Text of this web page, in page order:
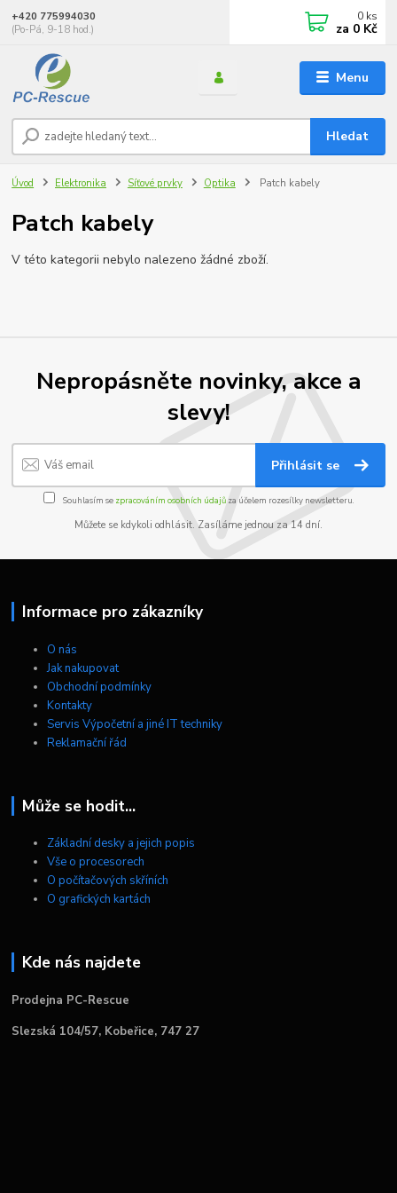
Menu
Hledat
+420 775994030
(Po-Pá, 9-18 hod.)
0 ks
za 0 Kč
Úvod Elektronika Síťové prvky Optika Patch kabely
Patch kabely
V této kategorii nebylo nalezeno žádné zboží.
Nepropásněte novinky, akce a
slevy!
Přihlásit se
Souhlasím se zpracováním osobních údajůza účelem rozesílky newsletteru.
Můžete se kdykoli odhlásit. Zasíláme jednou za 14 dní.
Informace pro zákazníky
O nás
Jak nakupovat
Obchodní podmínky
Kontakty
Servis Výpočetní a jiné IT techniky
Reklamační řád
Může se hodit...
Základní desky a jejich popis
Vše o procesorech
O počítačových skříních
O grafických kartách
Kde nás najdete
Prodejna PC-Rescue
Slezská 104/57, Kobeřice, 747 27